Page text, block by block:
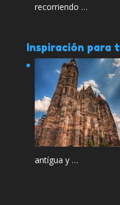
recorriendo …
Inspiración para
antígua y …